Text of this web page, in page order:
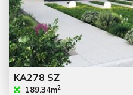
KA278 SZ
189.34m2